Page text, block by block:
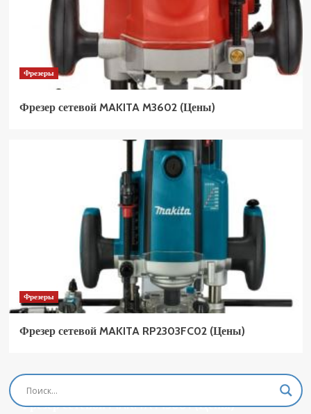
Фрезеры
Фрезер сетевой MAKITA M3602 (Цены)
Фрезеры
Фрезер сетевой MAKITA RP2303FC02 (Цены)
Фрезеры
Фрезер сетевой MAKITA M3601 (Цены)